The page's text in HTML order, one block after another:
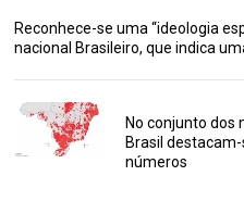
Reconhece-se uma “ideologia
nacional Brasileiro, que indica
No conjunto dos
Brasil
números